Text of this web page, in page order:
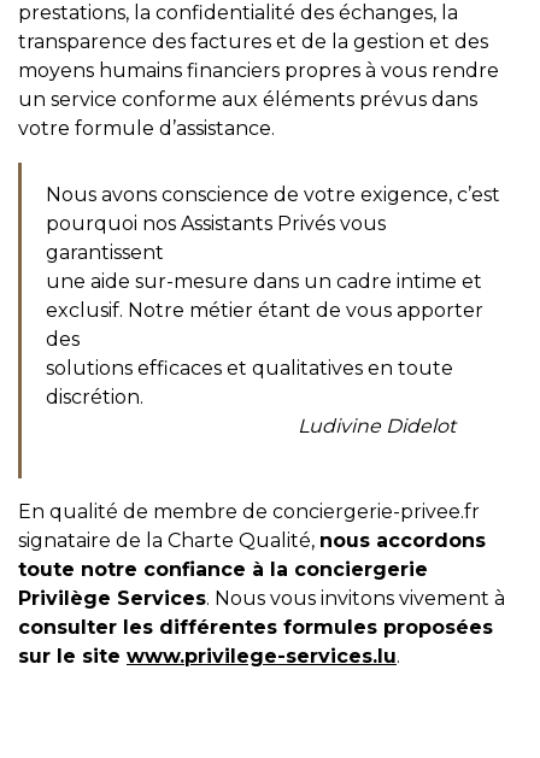
prestations, la confidentialité des échanges, la
transparence des factures et de la gestion et des
moyens humains financiers propres à vous rendre
un service conforme aux éléments prévus dans
votre formule d’assistance.
Nous avons conscience de votre exigence, c’est
pourquoi nos Assistants Privés vous
garantissent
une aide sur-mesure dans un cadre intime et
exclusif. Notre métier étant de vous apporter
des
solutions efficaces et qualitatives en toute
discrétion.
Ludivine Didelot
En qualité de membre de conciergerie-privee.fr
signataire de la Charte Qualité, nous accordons
toute notre confiance à la conciergerie
Privilège Services. Nous vous invitons vivement à
consulter les différentes formules proposées
sur le site www.privilege-services.lu.